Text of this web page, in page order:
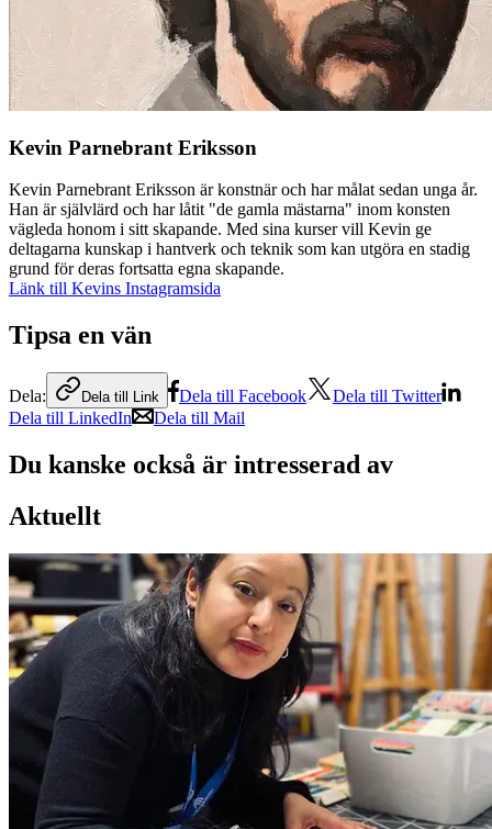
Kevin Parnebrant Eriksson
Kevin Parnebrant Eriksson är konstnär och har målat sedan unga år.
Han är självlärd och har låtit "de gamla mästarna" inom konsten
vägleda honom i sitt skapande. Med sina kurser vill Kevin ge
deltagarna kunskap i hantverk och teknik som kan utgöra en stadig
grund för deras fortsatta egna skapande.
Länk till Kevins Instagramsida
Tipsa en vän
Dela: Dela till Link Dela till Facebook
Dela till Twitter
Dela till LinkedIn
Dela till Mail
Du kanske också är intresserad av
Aktuellt